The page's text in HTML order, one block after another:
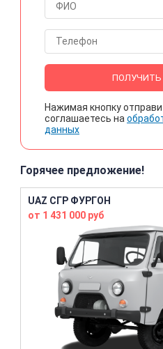
Нажимая кнопку
соглашаетесь на
данных
Горячее предложение!
UAZ СГР ФУРГОН
от 1 431 000 руб